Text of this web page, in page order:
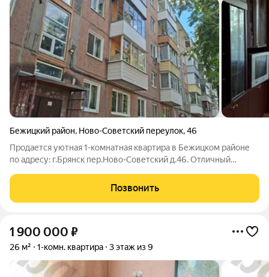
Бежицкий район, Ново-Советский переулок,46
Продается уютная 1-комнатная квартира в Бежицком районе
по адресу: г.Брянск пер.Ново-Советский д.46. Отличный
угловая, поэтому солнечного света много (в комнате целых 2
окна!), а батареи
Позвонить
1 900 000 ₽
26 м² 1-комн. квартира 3 этаж из 9